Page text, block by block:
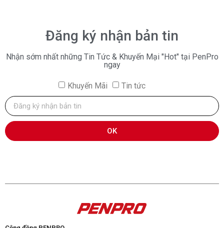
Đăng ký nhận bản tin
Nhận sớm nhất những Tin Tức & Khuyến Mại "Hot" tại PenPro
ngay
Khuyến Mãi Tin tức
OK